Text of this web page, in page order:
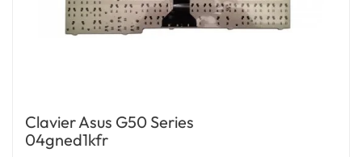
Clavier Asus G50 Series
04gned1kfr